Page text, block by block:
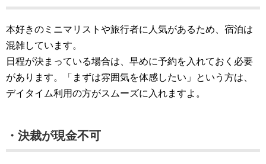
本好きのミニマリストや旅行者に人気があるため、宿泊は
混雑しています。
日程が決まっている場合は、早めに予約を入れておく必要
があります。「まずは雰囲気を体感したい」という方は、
デイタイム利用の方がスムーズに入れますよ。
・決裁が現金不可